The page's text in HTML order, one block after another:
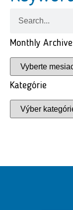
Monthly
Kategórie